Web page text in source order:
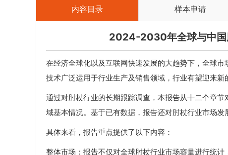
内容目录 样本申请
2024-2030年全球与中国
在经济全球化以及互联网快速发展的大趋势下，全球
技术广泛运用于行业生产及销售领域，行业有望迎来新
通过对肘杖行业的长期跟踪调查，本报告从十二个章
域基本情况。基于已有数据，报告还对肘杖行业市场发
具体来看，报告重点提供了以下内容：
整体市场：报告不仅对全球肘杖行业市场容量进行统